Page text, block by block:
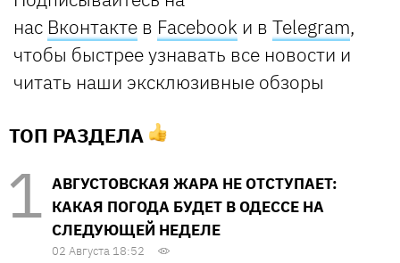
нас Вконтакте в Facebook и в Telegram,
чтобы быстрее узнавать все новости и
читать наши эксклюзивные обзоры
ТОП РАЗДЕЛА
АВГУСТОВСКАЯ ЖАРА НЕ ОТСТУПАЕТ:
КАКАЯ ПОГОДА БУДЕТ В ОДЕССЕ НА
СЛЕДУЮЩЕЙ НЕДЕЛЕ
02 Августа 18:52